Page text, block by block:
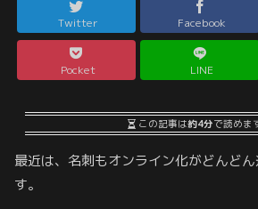
Twitter Facebook
Pocket LINE
この記事は約4分で読めま
最近は、名刺もオンライン化がどんど
す。